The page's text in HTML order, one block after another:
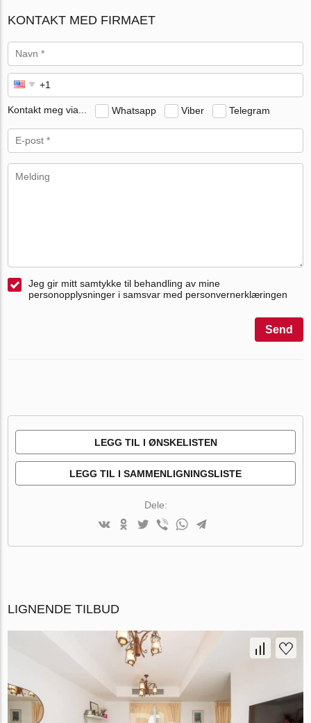
KONTAKT MED FIRMAET
Kontakt meg via... Whatsapp Viber Telegram
Jeg gir mitt samtykke til behandling av mine
personopplysninger i samsvar med personvernerklæringen
Send
LEGG TIL I ØNSKELISTEN
LEGG TIL I SAMMENLIGNINGSLISTE
Dele:
LIGNENDE TILBUD